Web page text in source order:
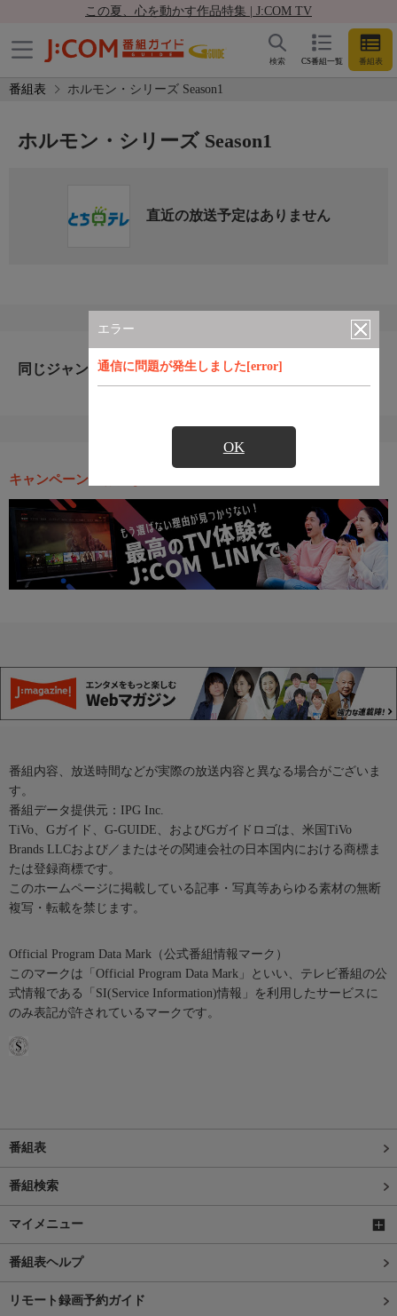
この夏、心を動かす作品特集 | J:COM TV
CS番組一覧 番組表
検索
番組表 ホルモン・シリーズ Season1
エラー
通信に問題が発生しました[error]
OK
ホルモン・シリーズ Season1
直近の放送予定はありません
同じジャンルのおすすめ番組
キャンペーン・お得な情報
番組内容、放送時間などが実際の放送内容と異なる場合がございま
す。
番組データ提供元：IPG Inc.
TiVo、Gガイド、G-GUIDE、およびGガイドロゴは、米国TiVo
Brands LLCおよび／またはその関連会社の日本国内における商標ま
たは登録商標です。
このホームページに掲載している記事・写真等あらゆる素材の無断
複写・転載を禁じます。
Official Program Data Mark（公式番組情報マーク）
このマークは「Official Program Data Mark」といい、テレビ番組の公
式情報である「SI(Service Information)情報」を利用したサービスに
のみ表記が許されているマークです。
番組表
番組検索
マイメニュー
番組表ヘルプ
リモート録画予約ガイド